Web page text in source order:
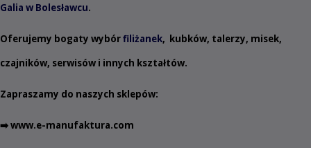
Galia w Bolesławcu.
Oferujemy bogaty wybórfiliżanek, kubków, talerzy, misek,
czajników, serwisów i innych kształtów.
Zapraszamy do naszych sklepów:
➡️www.e-manufaktura.com